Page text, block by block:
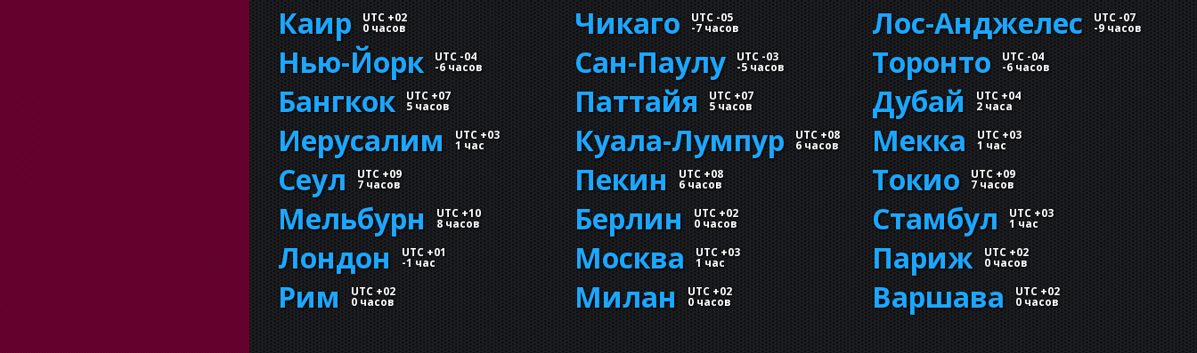
Каир
UTC +02
0 часов Чикаго UTC -05
-7 часов Лос-Анджелес UTC -07
-9 часов
Нью-Йорк UTC -04
-6 часов Сан-Паулу UTC -03
-5 часов Торонто UTC -04
-6 часов
Бангкок UTC +07
5 часов Паттайя UTC +07
5 часов Дубай UTC +04
2 часа
Иерусалим UTC +03
1 час Куала-Лумпур UTC +08
6 часов Мекка UTC +03
1 час
Сеул UTC +09
7 часов Пекин UTC +08
6 часов Токио UTC +09
7 часов
Мельбурн UTC +10
8 часов Берлин UTC +02
0 часов Стамбул UTC +03
1 час
Лондон UTC +01
-1 час Москва UTC +03
1 час Париж UTC +02
0 часов
Рим UTC +02
0 часов Милан UTC +02
0 часов Варшава UTC +02
0 часов